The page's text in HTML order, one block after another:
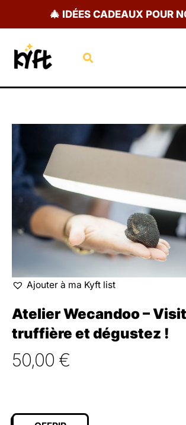
🎄 IDÉES CADEAUX POUR
Rechercher
Ajouter à ma Kyft list
Atelier Wecandoo –
truffière et dégustez !
50,00 €